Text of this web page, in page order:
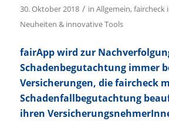
30. Oktober 2018 / in Allgemein,faircheck
Neuheiten & innovative Tools
fairApp wird zur
Schadenbegutachtung immer
Versicherungen, die faircheck
Schadenfallbegutachtung
ihren